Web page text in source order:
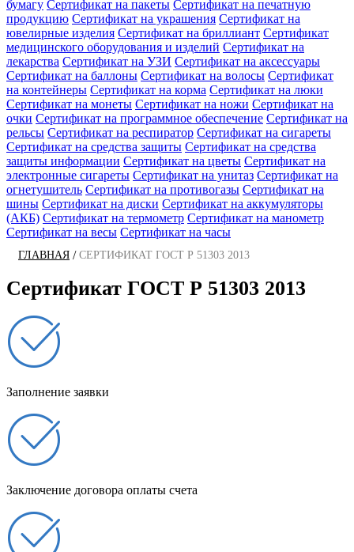
бумагу Сертификат на пакеты Сертификат на печатную
продукцию Сертификат на украшения Сертификат на
ювелирные изделия Сертификат на бриллиант Сертификат
медицинского оборудования и изделий Сертификат на
лекарства Сертификат на УЗИ Сертификат на аксессуары
Сертификат на баллоны Сертификат на волосы Сертификат
на контейнеры Сертификат на корма Сертификат на люки
Сертификат на монеты Сертификат на ножи Сертификат на
очки Сертификат на программное обеспечение Сертификат на
рельсы Сертификат на респиратор Сертификат на сигареты
Сертификат на средства защиты Сертификат на средства
защиты информации Сертификат на цветы Сертификат на
электронные сигареты Сертификат на унитаз Сертификат на
огнетушитель Сертификат на противогазы Сертификат на
шины Сертификат на диски Сертификат на аккумуляторы
(АКБ) Сертификат на термометр Сертификат на манометр
Сертификат на весы Сертификат на часы
ГЛАВНАЯ / СЕРТИФИКАТ ГОСТ Р 51303 2013
Сертификат ГОСТ Р 51303 2013
Заполнение заявки
Заключение договора оплаты счета